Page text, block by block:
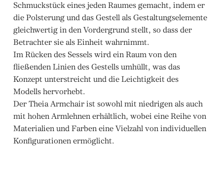
Schmuckstück eines jeden Raumes gemacht, indem er
die Polsterung und das Gestell als Gestaltungselemente
gleichwertig in den Vordergrund stellt, so dass der
Betrachter sie als Einheit wahrnimmt.
Im Rücken des Sessels wird ein Raum von den
fließenden Linien des Gestells umhüllt, was das
Konzept unterstreicht und die Leichtigkeit des
Modells hervorhebt.
Der Theia Armchair ist sowohl mit niedrigen als auch
mit hohen Armlehnen erhältlich, wobei eine Reihe von
Materialien und Farben eine Vielzahl von individuellen
Konfigurationen ermöglicht.